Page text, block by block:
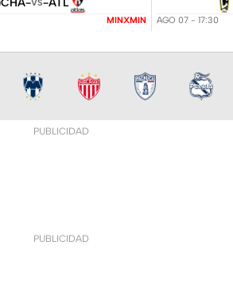
CHA-VS-ATL
MINXMIN AGO 07 - 17:30
PUBLICIDAD
PUBLICIDAD